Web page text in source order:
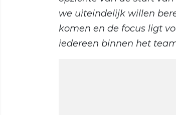
we uiteindelijk willen
komen en de focus ligt
iedereen binnen het